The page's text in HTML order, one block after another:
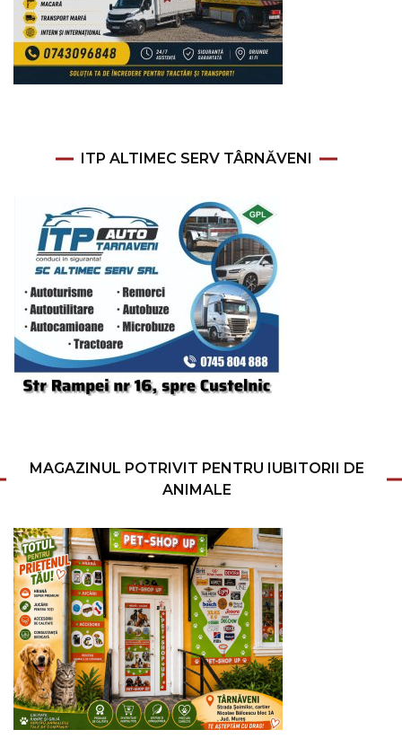
ITP ALTIMEC SERV TÂRNĂVENI
MAGAZINUL POTRIVIT PENTRU IUBITORII DE
ANIMALE